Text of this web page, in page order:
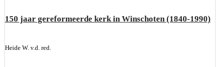
150 jaar gereformeerde kerk in Winschoten (1840-1990)
Heide W. v.d. red.